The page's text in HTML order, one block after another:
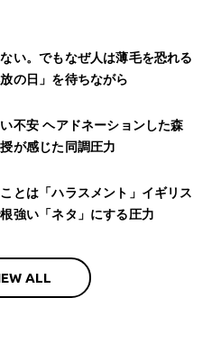
い。でもなぜ人は薄毛を恐れる
の日」を待ちながら
不安 ヘアドネーションした森
が感じた同調圧力
とは「ハラスメント」イギリス
強い「ネタ」にする圧力
ALL